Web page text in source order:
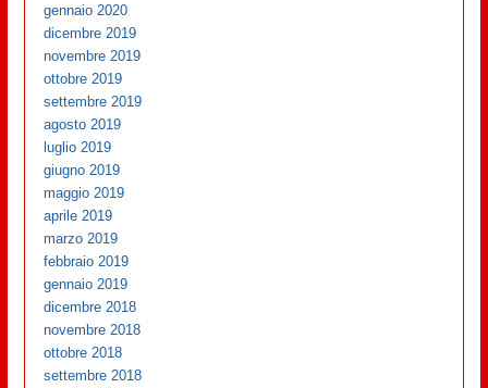
gennaio 2020
dicembre 2019
novembre 2019
ottobre 2019
settembre 2019
agosto 2019
luglio 2019
giugno 2019
maggio 2019
aprile 2019
marzo 2019
febbraio 2019
gennaio 2019
dicembre 2018
novembre 2018
ottobre 2018
settembre 2018